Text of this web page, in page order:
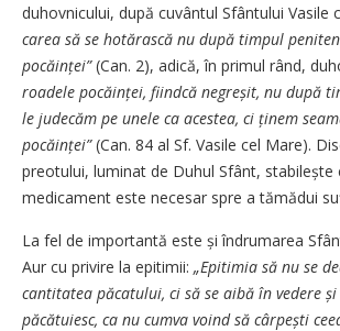
duhovnicului, după cuvântul Sfântului Vasile
carea să se hotărască nu după timpul
pocăinței”(Can. 2), adică, în primul rând,
roadele pocăinței, fiind­că negreșit, nu după
le judecăm pe unele ca acestea, ci ținem
pocăinței”(Can. 84 al Sf. Vasile cel Mare).
preotului, luminat de Duhul Sfânt, stabilește
medicament este necesar spre a tămădui
La fel de importantă este și îndrumarea
Aur cu privire la epitimii: „Epitimia să nu se
cantitatea păcatului, ci să se aibă în vedere
păcătuiesc, ca nu cumva voind să cârpești